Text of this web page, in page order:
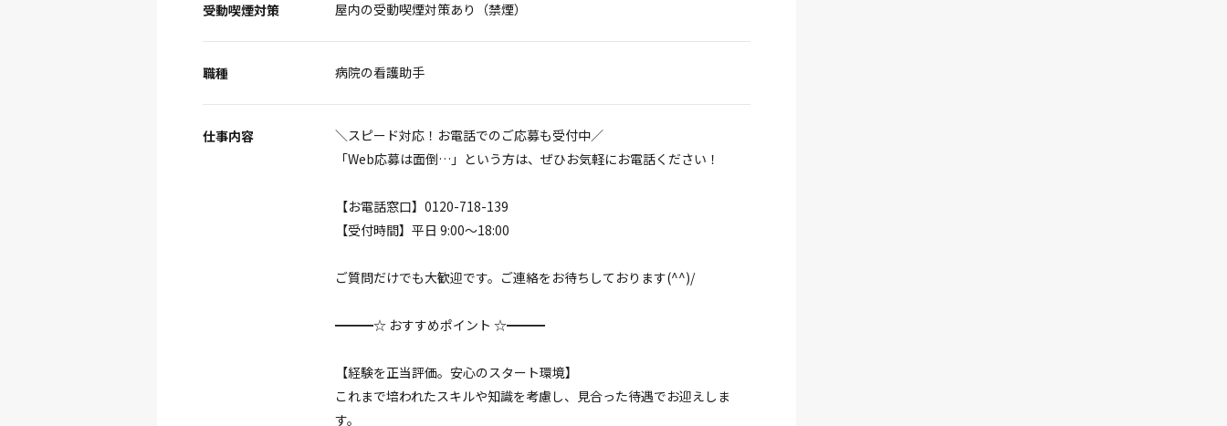
受動喫煙対策 屋内の受動喫煙対策あり（禁煙）
職種 病院の看護助手
仕事内容
＼スピード対応！お電話でのご応募も受付中／
「Web応募は面倒…」という方は、ぜひお気軽にお電話ください！
【お電話窓口】0120-718-139
【受付時間】平日 9:00～18:00
ご質問だけでも大歓迎です。ご連絡をお待ちしております(^^)/
━━━☆ おすすめポイント ☆━━━
【経験を正当評価。安心のスタート環境】
これまで培われたスキルや知識を考慮し、見合った待遇でお迎えしま
す。